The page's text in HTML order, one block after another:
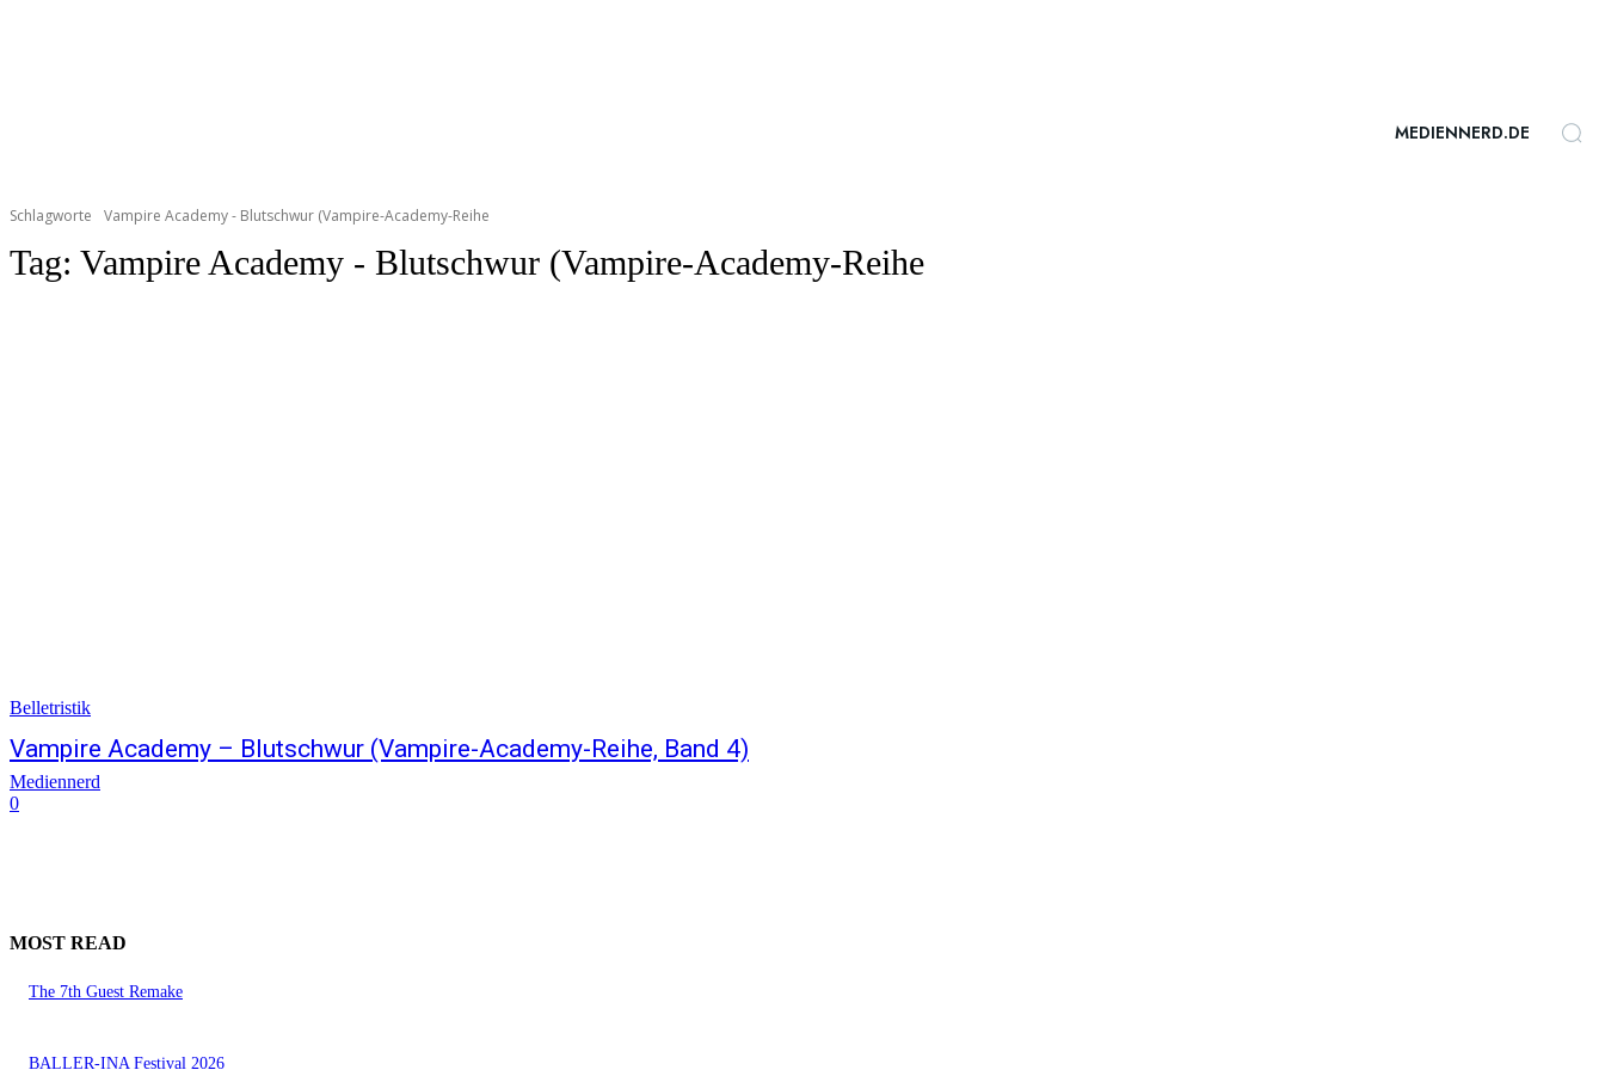
MEDIENNERD.DE
Schlagworte Vampire Academy - Blutschwur (Vampire-Academy-Reihe
Tag: Vampire Academy - Blutschwur (Vampire-Academy-Reihe
Belletristik
Vampire Academy – Blutschwur (Vampire-Academy-Reihe, Band 4)
Mediennerd
0
MOST READ
The 7th Guest Remake
BALLER-INA Festival 2026